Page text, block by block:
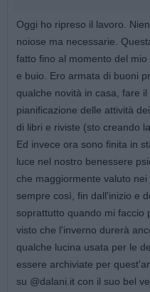
Oggi ho ripreso il lavoro.
noiose ma necessarie.
fatto fino al momento del
e buio. Ero armata di buoni
qualche novità in casa, fare
pianificazione delle attività
di libri e riviste (sto creando
Ed invece ora sono finita in
luce nel nostro benessere
che maggiormente valuto
sempre così, fin dall'inizio e
soprattutto quando mi faccio
visto che l'inverno durerà
qualche lucina usata per le
essere archiviate per
su @dalani.it con il suo bel